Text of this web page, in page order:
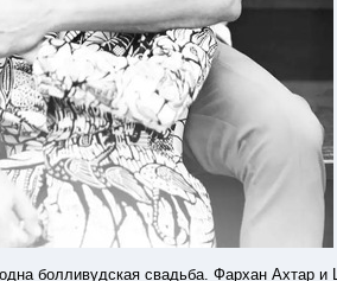
болливудская свадьба. Фархан Ахтар